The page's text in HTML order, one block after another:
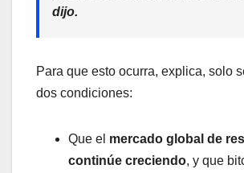
dijo.
Para que esto ocurra, explica, solo
dos condiciones:
Que el mercado global de
continúe creciendo, y que